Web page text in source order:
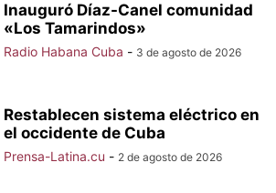
Inauguró Díaz-Canel comunidad
«Los Tamarindos»
Radio Habana Cuba - 3 de agosto de 2026
Restablecen sistema eléctrico en
el occidente de Cuba
Prensa-Latina.cu - 2 de agosto de 2026